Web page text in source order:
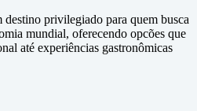
privilegiado para quem busca
mundial, oferecendo opcões que
até experiências gastronômicas